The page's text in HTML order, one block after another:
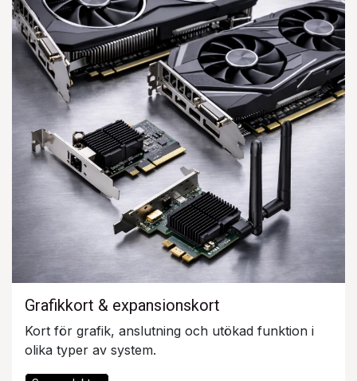
Grafikkort & expansionskort
Kort för grafik, anslutning och utökad funktion i
olika typer av system.